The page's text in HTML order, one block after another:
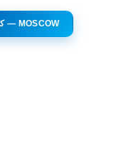
كييف — MOSCOW